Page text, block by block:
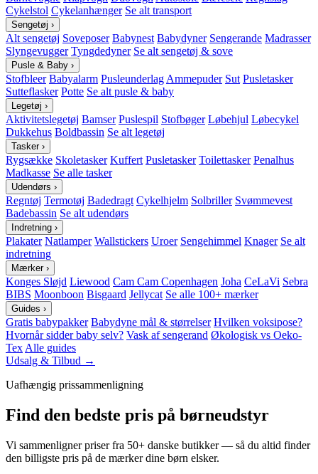
Cykelstol Cykelanhænger Se alt transport
Sengetøj ›
Alt sengetøj Soveposer Babynest Babydyner Sengerande Madrasser
Slyngevugger Tyngdedyner Se alt sengetøj & sove
Pusle & Baby ›
Stofbleer Babyalarm Pusleunderlag Ammepuder Sut Pusletasker
Sutteflasker Potte Se alt pusle & baby
Legetøj ›
Aktivitetslegetøj Bamser Puslespil Stofbøger Løbehjul Løbecykel
Dukkehus Boldbassin Se alt legetøj
Tasker ›
Rygsække Skoletasker Kuffert Pusletasker Toilettasker Penalhus
Madkasse Se alle tasker
Udendørs ›
Regntøj Termotøj Badedragt Cykelhjelm Solbriller Svømmevest
Badebassin Se alt udendørs
Indretning ›
Plakater Natlamper Wallstickers Uroer Sengehimmel Knager Se alt
indretning
Mærker ›
Konges Sløjd Liewood Cam Cam Copenhagen Joha CeLaVi Sebra
BIBS Moonboon Bisgaard Jellycat Se alle 100+ mærker
Guides ›
Gratis babypakker Babydyne mål & størrelser Hvilken voksipose?
Hvornår sidder baby selv? Vask af sengerand Økologisk vs Oeko-
Tex Alle guides
Udsalg & Tilbud →
Uafhængig prissammenligning
Find den bedste pris på børneudstyr
Vi sammenligner priser fra 50+ danske butikker — så du altid finder
den billigste pris på de mærker dine børn elsker.